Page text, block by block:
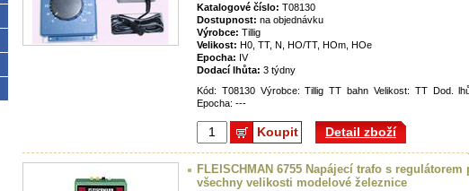
Katalogové číslo: T08130
Dostupnost: na objednávku
Výrobce: Tillig
Velikost: H0, TT, N, HO/TT, HOm, HOe
Epocha: IV
Dodací lhůta: 3 týdny
Kód: T08130 Výrobce: Tillig TT bahn Velikost: TT Dod.
Epocha: ---
Koupit Detail zboží
FLEISCHMAN 6755 Napájecí trafo s regulátorem
všechny velikosti modelové železnice